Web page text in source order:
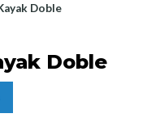
Doble
Doble